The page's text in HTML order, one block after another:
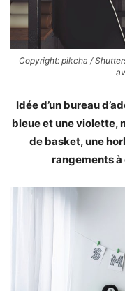
Copyright: pikcha /
Idée d’un bureau
bleue et une violette,
de basket, une
rangements à